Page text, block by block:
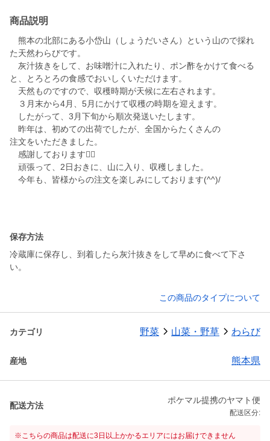
商品説明
熊本の北部にある小岱山（しょうだいさん）という山ので採れ
た天然わらびです。
灰汁抜きをして、お味噌汁に入れたり、ポン酢をかけて食べる
と、とろとろの食感でおいしくいただけます。
天然ものですので、収穫時期が天候に左右されます。
３月末から4月、5月にかけて収穫の時期を迎えます。
したがって、3月下旬から順次発送いたします。
昨年は、初めての出荷でしたが、全国からたくさんの
注文をいただきました。
感謝しております🙇‍♂️
頑張って、2日おきに、山に入り、収穫しました。
今年も、皆様からの注文を楽しみにしております(^^)/
保存方法
冷蔵庫に保存し、到着したら灰汁抜きをして早めに食べて下さ
い。
この商品のタイプについて
カテゴリ 野菜 山菜・野草 わらび
産地 熊本県
配送方法
ポケマル提携のヤマト便
配送区分:
※こちらの商品は配送に3日以上かかるエリアにはお届けできません